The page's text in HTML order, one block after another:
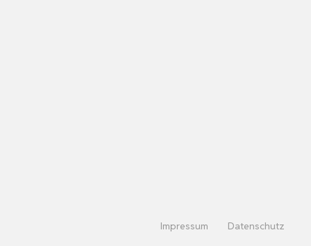
Impressum Datenschutz